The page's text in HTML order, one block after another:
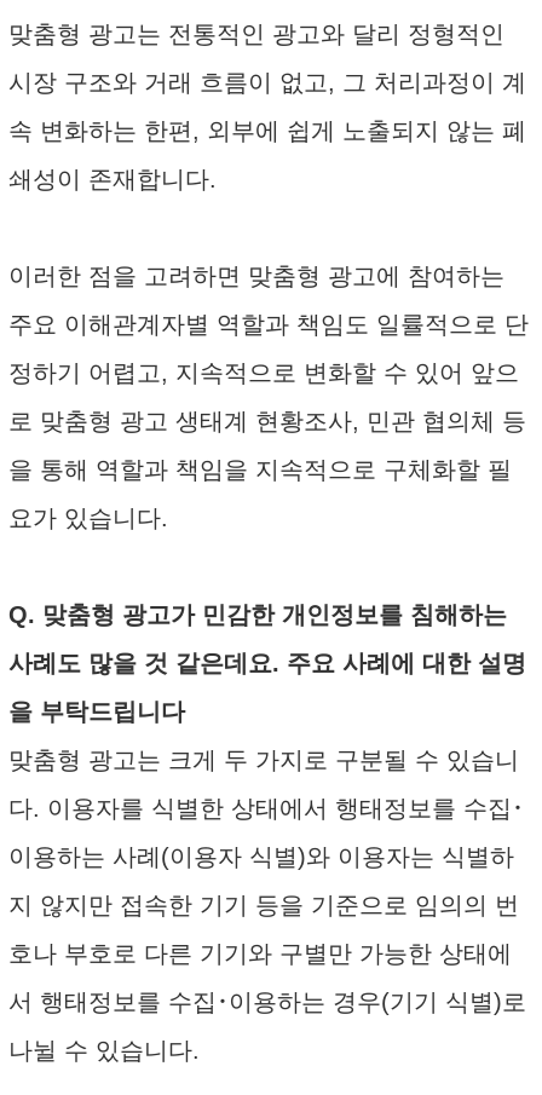
맞춤형 광고는 전통적인 광고와 달리 정형적인
시장 구조와 거래 흐름이 없고, 그 처리과정이 계
속 변화하는 한편, 외부에 쉽게 노출되지 않는 폐
쇄성이 존재합니다.
이러한 점을 고려하면 맞춤형 광고에 참여하는
주요 이해관계자별 역할과 책임도 일률적으로 단
정하기 어렵고, 지속적으로 변화할 수 있어 앞으
로 맞춤형 광고 생태계 현황조사, 민관 협의체 등
을 통해 역할과 책임을 지속적으로 구체화할 필
요가 있습니다.
Q. 맞춤형 광고가 민감한 개인정보를 침해하는
사례도 많을 것 같은데요. 주요 사례에 대한 설명
을 부탁드립니다
맞춤형 광고는 크게 두 가지로 구분될 수 있습니
다. 이용자를 식별한 상태에서 행태정보를 수집･
이용하는 사례(이용자 식별)와 이용자는 식별하
지 않지만 접속한 기기 등을 기준으로 임의의 번
호나 부호로 다른 기기와 구별만 가능한 상태에
서 행태정보를 수집･이용하는 경우(기기 식별)로
나뉠 수 있습니다.